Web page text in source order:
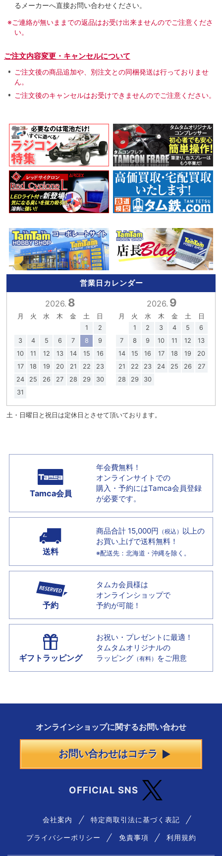
るメーカーへ直接お問い合わせください。
※ご連絡が無いままでの返品はお受け出来ませんのでご注意くださ
い。
ご注文内容変更・キャンセルについて
ご注文後の商品追加や、別注文との同梱発送は行っておりませ
ん。
ご注文後のキャンセルはお受けできませんのでご注意ください。
営業日カレンダー
2026. 8
月 火 水 木 金 土
日
1
2
3
4 5 6 7 8
9
10
11 12 13 14 15
16
17
18 19 20 21 22
23
24
25 26 27 28 29
30
31
2026. 9
月 火 水 木 金 土
日
1
2 3 4 5
6
7
8 9 10 11 12
13
14
15 16 17 18 19
20
21
22 23 24 25 26
27
28
29 30
土・日曜日と祝日は定休日とさせて頂いております。
Tamca会員
年会費無料！
オンラインサイトでの
購入・予約にはTamca会員登録
が必要です。
送料
商品合計 15,000円 （税込） 以上の
お買い上げで送料無料！
※配送先：北海道・沖縄を除く。
予約
タムカ会員様は
オンラインショップで
予約が可能！
ギフトラッピング
お祝い・プレゼントに最適！
タムタムオリジナルの
ラッピング （有料） をご用意
オンラインショップに関するお問い合わせ
お問い合わせはコチラ
OFFICIAL SNS
会社案内 特定商取引法に基づく表記
プライバシーポリシー 免責事項 利用規約